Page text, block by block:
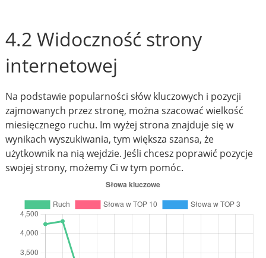
4.2 Widoczność strony
internetowej
Na podstawie popularności słów kluczowych i pozycji
zajmowanych przez stronę, można szacować wielkość
miesięcznego ruchu. Im wyżej strona znajduje się w
wynikach wyszukiwania, tym większa szansa, że
użytkownik na nią wejdzie. Jeśli chcesz poprawić pozycje
swojej strony, możemy Ci w tym pomóc.